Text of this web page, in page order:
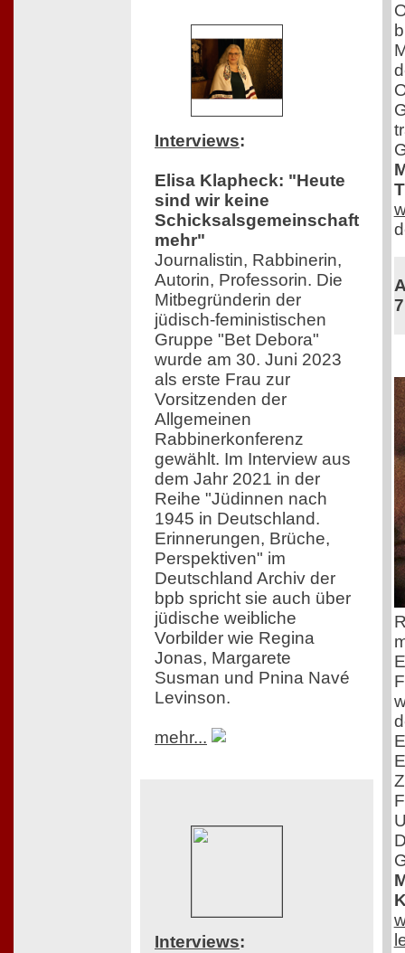
Interviews:
Elisa Klapheck: "Heute
sind wir keine
Schicksalsgemeinschaft
mehr"
Journalistin, Rabbinerin,
Autorin, Professorin. Die
Mitbegründerin der
jüdisch-feministischen
Gruppe "Bet Debora"
wurde am 30. Juni 2023
als erste Frau zur
Vorsitzenden der
Allgemeinen
Rabbinerkonferenz
gewählt. Im Interview aus
dem Jahr 2021 in der
Reihe "Jüdinnen nach
1945 in Deutschland.
Erinnerungen, Brüche,
Perspektiven" im
Deutschland Archiv der
bpb spricht sie auch über
jüdische weibliche
Vorbilder wie Regina
Jonas, Margarete
Susman und Pnina Navé
Levinson.
mehr...
Interviews: